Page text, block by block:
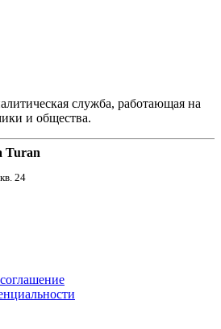
служба, работающая на
и общества.
Turan
24